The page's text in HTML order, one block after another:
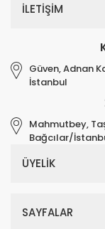
İLETİŞİM
Güven, Adnan
İstanbul
Mahmutbey,
Bağcılar/
ÜYELİK
SAYFALAR